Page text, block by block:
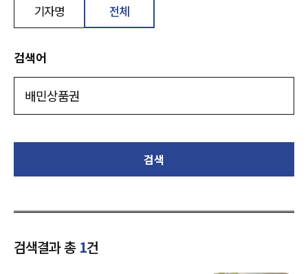
기자명 전체
검색어
검색
검색결과 총 1건